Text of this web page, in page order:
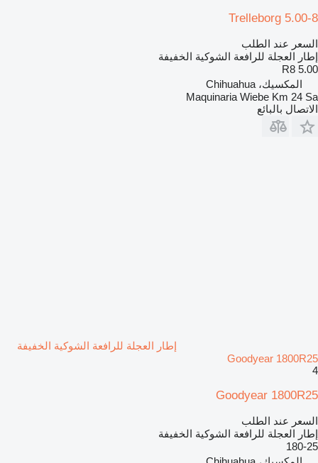
Trelleborg 5.00-8
السعر عند الطلب
إطار العجلة للرافعة الشوكية الخفيفة
5.00 R8
المكسيك، Chihuahua
Maquinaria Wiebe Km 24 Sa
الاتصال بالبائع
إطار العجلة للرافعة الشوكية الخفيفة
Goodyear 1800R25
4
Goodyear 1800R25
السعر عند الطلب
إطار العجلة للرافعة الشوكية الخفيفة
180-25